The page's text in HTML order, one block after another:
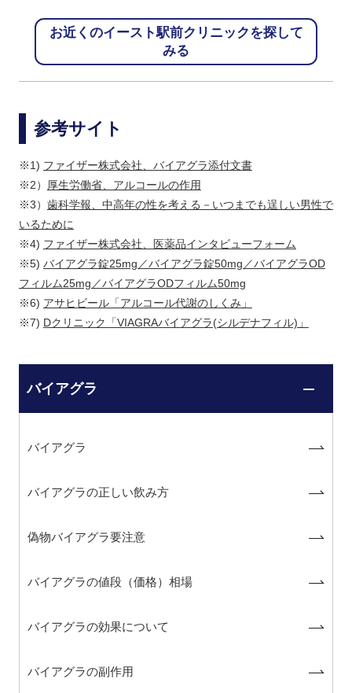
お近くのイースト駅前クリニックを探して
みる
参考サイト
※1) ファイザー株式会社、バイアグラ添付文書
※2） 厚生労働省、アルコールの作用
※3） 歯科学報、中高年の性を考える－いつまでも逞しい男性で
いるために
※4) ファイザー株式会社、医薬品インタビューフォーム
※5) バイアグラ錠25mg／バイアグラ錠50mg／バイアグラOD
フィルム25mg／バイアグラODフィルム50mg
※6) アサヒビール「アルコール代謝のしくみ」
※7) Dクリニック「VIAGRAバイアグラ(シルデナフィル)」
バイアグラ
バイアグラ
バイアグラの正しい飲み方
偽物バイアグラ要注意
バイアグラの値段（価格）相場
バイアグラの効果について
バイアグラの副作用